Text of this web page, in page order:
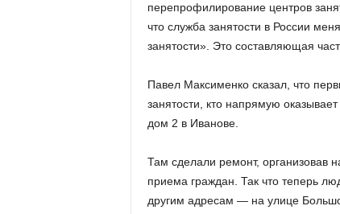
перепрофилирование центров
что служба занятости в России
занятости». Это составляющая
Павел Максименко сказал, что
занятости, кто напрямую
дом 2 в Иванове.
Там сделали ремонт, организовав
приема граждан. Так что теперь
другим адресам — на улице